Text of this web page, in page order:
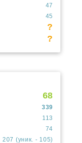
47
45
?
?
68
339
113
74
207 (уник. - 105)